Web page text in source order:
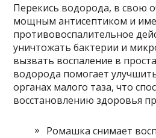
Перекись водорода, в свою
мощным антисептиком и
противовоспалительное
уничтожать бактерии и
вызвать воспаление в
водорода помогает
органах малого таза, что
восстановлению здоровья
Ромашка снимает